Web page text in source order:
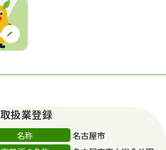
扱業登録
名称
名古屋市